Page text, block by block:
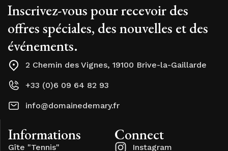
Inscrivez-vous pour recevoir des
offres spéciales, des nouvelles et des
événements.
2 Chemin des Vignes, 19100 Brive-la-Gaillarde
+33 (0)6 09 64 82 93
info@domainedemary.fr
Informations
Gîte "Tennis"
Connect
Instagram